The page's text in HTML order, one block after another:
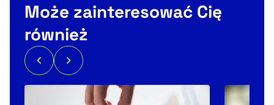
Może zainteresować Cię
również